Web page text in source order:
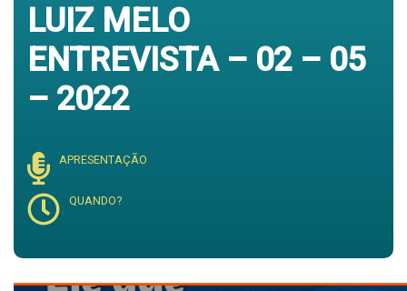
LUIZ MELO
ENTREVISTA – 02 – 05
– 2022
APRESENTAÇÃO
QUANDO?